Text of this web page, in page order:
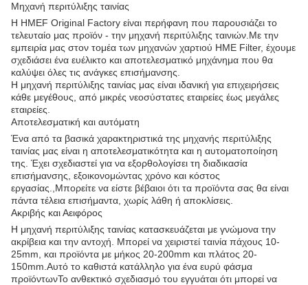
Μηχανή περιτύλιξης ταινίας
Η HMEF Original Factory είναι περήφανη που παρουσιάζει το
τελευταίο μας προϊόν - την μηχανή περιτύλιξης ταινιών.Με την
εμπειρία μας στον τομέα των μηχανών χαρτιού HME Filter, έχουμε
σχεδιάσει ένα ευέλικτο και αποτελεσματικό μηχάνημα που θα
καλύψει όλες τις ανάγκες επισήμανσης.
Η μηχανή περιτύλιξης ταινίας μας είναι ιδανική για επιχειρήσεις
κάθε μεγέθους, από μικρές νεοσύστατες εταιρείες έως μεγάλες
εταιρείες.
Αποτελεσματική και αυτόματη
Ένα από τα βασικά χαρακτηριστικά της μηχανής περιτύλιξης
ταινίας μας είναι η αποτελεσματικότητα και η αυτοματοποίηση
της. Έχει σχεδιαστεί για να εξορθολογίσει τη διαδικασία
επισήμανσης, εξοικονομώντας χρόνο και κόστος
εργασίας.,Μπορείτε να είστε βέβαιοι ότι τα προϊόντα σας θα είναι
πάντα τέλεια επισήμαντα, χωρίς λάθη ή αποκλίσεις.
Ακριβής και Αειφόρος
Η μηχανή περιτύλιξης ταινίας κατασκευάζεται με γνώμονα την
ακρίβεια και την αντοχή. Μπορεί να χειριστεί ταινία πάχους 10-
25mm, και προϊόντα με μήκος 20-200mm και πλάτος 20-
150mm.Αυτό το καθιστά κατάλληλο για ένα ευρύ φάσμα
προϊόντωνΤο ανθεκτικό σχεδιασμό του εγγυάται ότι μπορεί να